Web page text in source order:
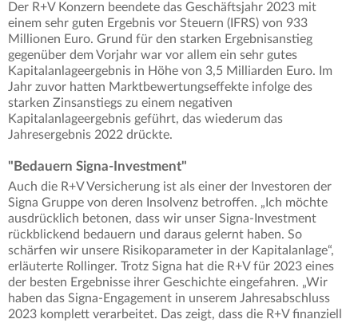
Der R+V Konzern beendete das Geschäftsjahr 2023 mit
einem sehr guten Ergebnis vor Steuern (IFRS) von 933
Millionen Euro. Grund für den starken Ergebnisanstieg
gegenüber dem Vorjahr war vor allem ein sehr gutes
Kapitalanlageergebnis in Höhe von 3,5 Milliarden Euro. Im
Jahr zuvor hatten Marktbewertungseffekte infolge des
starken Zinsanstiegs zu einem negativen
Kapitalanlageergebnis geführt, das wiederum das
Jahresergebnis 2022 drückte.
"Bedauern Signa-Investment"
Auch die R+V Versicherung ist als einer der Investoren der
Signa Gruppe von deren Insolvenz betroffen. „Ich möchte
ausdrücklich betonen, dass wir unser Signa-Investment
rückblickend bedauern und daraus gelernt haben. So
schärfen wir unsere Risikoparameter in der Kapitalanlage“,
erläuterte Rollinger. Trotz Signa hat die R+V für 2023 eines
der besten Ergebnisse ihrer Geschichte eingefahren. „Wir
haben das Signa-Engagement in unserem Jahresabschluss
2023 komplett verarbeitet. Das zeigt, dass die R+V finanziell